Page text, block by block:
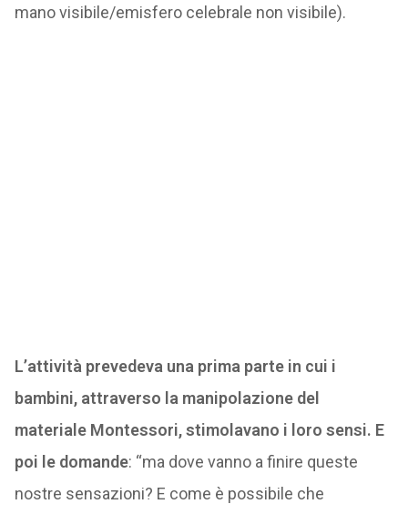
mano visibile/emisfero celebrale non visibile).
L’attività prevedeva una prima parte in cui i
bambini, attraverso la manipolazione del
materiale Montessori, stimolavano i loro sensi. E
poi le domande: “ma dove vanno a finire queste
nostre sensazioni? E come è possibile che